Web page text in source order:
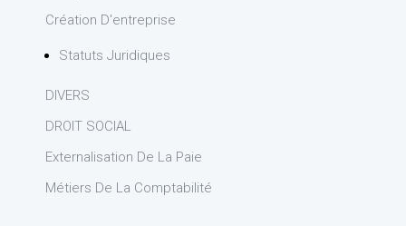
Création D'entreprise
Statuts Juridiques
DIVERS
DROIT SOCIAL
Externalisation De La Paie
Métiers De La Comptabilité